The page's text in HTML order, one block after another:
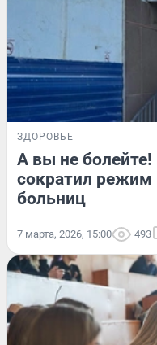
ЗДОРОВЬЕ
А вы не
сократил режим
больниц
7 марта, 2026, 15:00 493